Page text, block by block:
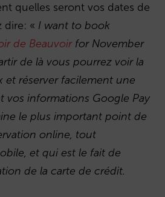
quelles seront vos dates de
dire: « I want to book
de Beauvoirfor November
de là vous pourrez voir la
et réserver facilement une
vos informations Google Pay
le plus important point de
online, tout
et qui est le fait de
de la carte de crédit.